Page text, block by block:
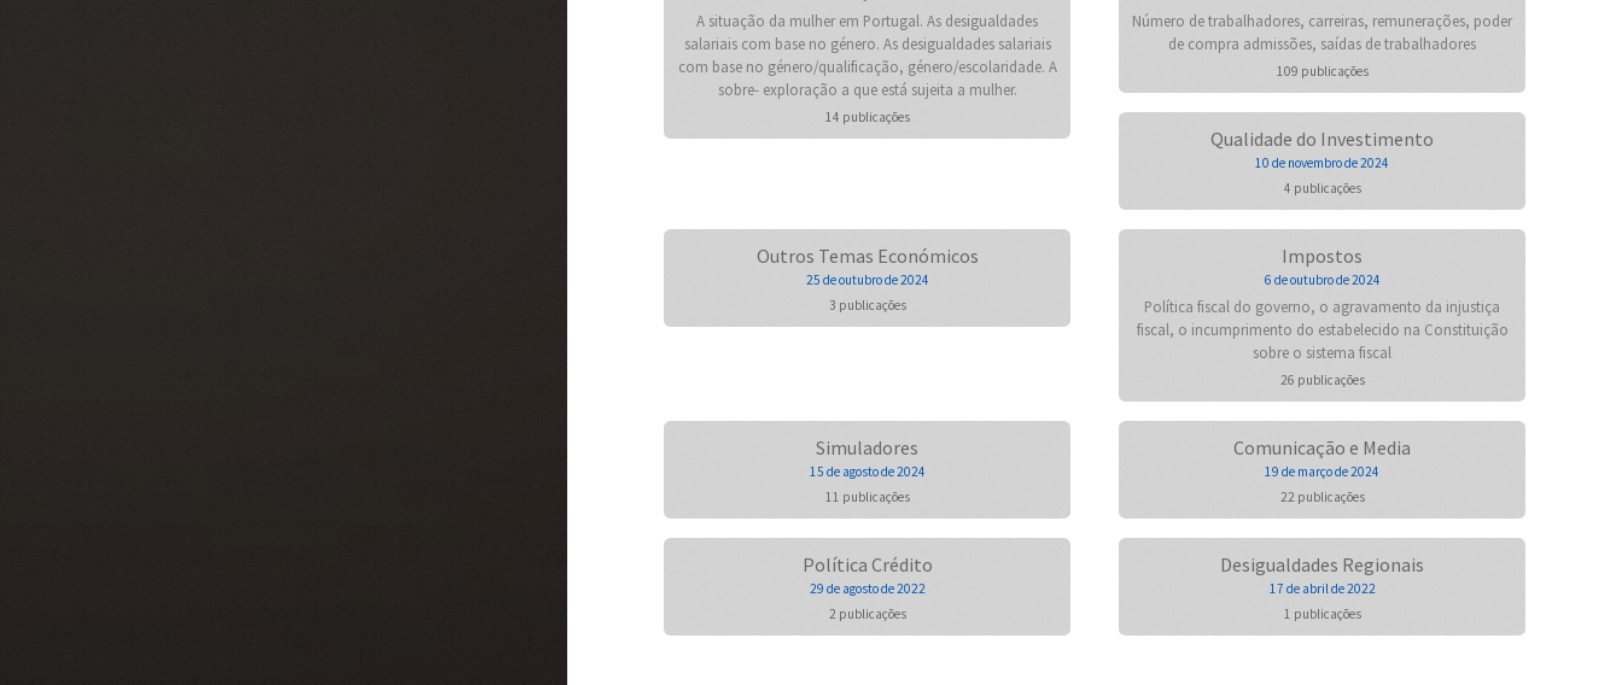
A situação da mulher em Portugal. As desigualdades
salariais com base no género. As desigualdades salariais
com base no género/qualificação, género/escolaridade. A
sobre- exploração a que está sujeita a mulher.
14 publicações
Número de trabalhadores, carreiras, remunerações, poder
de compra admissões, saídas de trabalhadores
109 publicações
Qualidade do Investimento
10 de novembro de 2024
4 publicações
Outros Temas Económicos
25 de outubro de 2024
3 publicações
Impostos
6 de outubro de 2024
Política fiscal do governo, o agravamento da injustiça
fiscal, o incumprimento do estabelecido na Constituição
sobre o sistema fiscal
26 publicações
Simuladores
15 de agosto de 2024
11 publicações
Comunicação e Media
19 de março de 2024
22 publicações
Política Crédito
29 de agosto de 2022
2 publicações
Desigualdades Regionais
17 de abril de 2022
1 publicações